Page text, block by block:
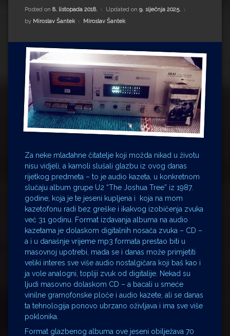
Drugi autori
Drugi autori
Matea Andrić
Ljiljana Lekanić-Kljaić
Željko Krznarić
Mario Lovreković
Miroslav Šantek
Posted on 8. listopada 2018. Updated on 9. siječnja 2025.
by Miroslav Šantek Kategorije:
Miroslav Šantek
Za neke mlađahne čitatelje koji možda nikad u životu
nisu vidjeli, a kamoli slušali glazbu iz ovog danas
rijetkog predmeta – to je audio kazeta, u konkretnom
slučaju album grupe U2 “The Joshua Tree” iz 1987.
godine, koja je te jeseni kupljena i koja na mom
kazetofonu radi bez greške i ikakvog izobičenja zvuka
već 31 godinu. Format izdavanja albuma na audio
kazetama je dolaskom digitalnih nosača zvuka – CD –
a i u današnje vrijeme mp3 formata prestao biti u
masovnoj upotrebi, mada se i danas može primjetiti
veliki interes sve više audio nostalgičara koji baš kao i
ja vole analogni, topliji zvuk od digitalije. Nekad su
ljudi masovno dolaskom CD – a bacali u smeće
vinilne gramofonske ploče i audio kazete, ali se danas
ta tehnologija ponovo ubrzano oživljava i ima sve više
poklonika.
Format glazbenog albuma ove jeseni obilježava 70